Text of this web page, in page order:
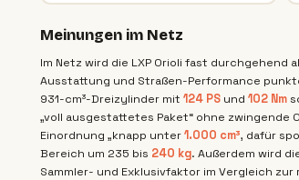
Meinungen im Netz
Im Netz wird die LXP Orioli fast
Ausstattung und Straßen-Performance
931-cm³-Dreizylinder mit 124 PS und 102 Nm
„voll ausgestattetes Paket“ ohne
Einordnung „knapp unter1.000 cm³, dafür
Bereich um 235 bis 240 kg. Außerdem wird
Sammler- und Exklusivfaktor im Vergleich